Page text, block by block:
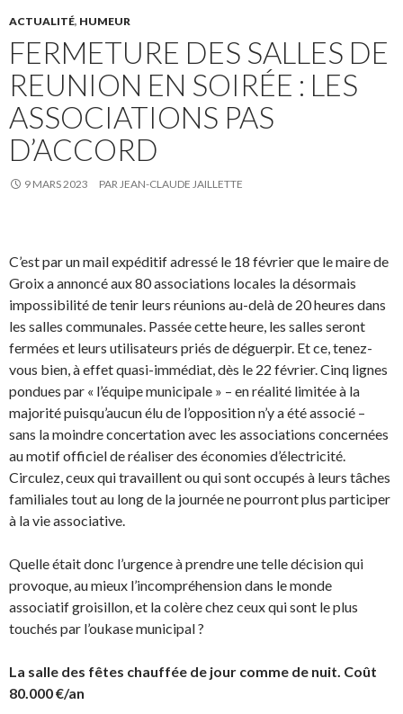
ACTUALITÉ, HUMEUR
FERMETURE DES SALLES DE
REUNION EN SOIRÉE : LES
ASSOCIATIONS PAS
D’ACCORD
9 MARS 2023 PAR JEAN-CLAUDE JAILLETTE
C’est par un mail expéditif adressé le 18 février que le maire de
Groix a annoncé aux 80 associations locales la désormais
impossibilité de tenir leurs réunions au-delà de 20 heures dans
les salles communales. Passée cette heure, les salles seront
fermées et leurs utilisateurs priés de déguerpir. Et ce, tenez-
vous bien, à effet quasi-immédiat, dès le 22 février. Cinq lignes
pondues par « l’équipe municipale » – en réalité limitée à la
majorité puisqu’aucun élu de l’opposition n’y a été associé –
sans la moindre concertation avec les associations concernées
au motif officiel de réaliser des économies d’électricité.
Circulez, ceux qui travaillent ou qui sont occupés à leurs tâches
familiales tout au long de la journée ne pourront plus participer
à la vie associative.
Quelle était donc l’urgence à prendre une telle décision qui
provoque, au mieux l’incompréhension dans le monde
associatif groisillon, et la colère chez ceux qui sont le plus
touchés par l’oukase municipal ?
La salle des fêtes chauffée de jour comme de nuit. Coût
80.000 €/an